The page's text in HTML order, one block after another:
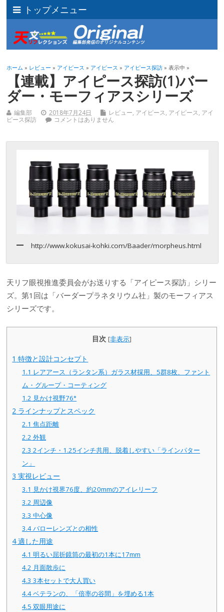
トップメニュー
ホーム » レビュー » アイピース » アイピース » アイピース探訪 » 表示中 »
【連載】アイピース探訪(1)バー
ダー・モーフィアスシリーズ
編集部 2018年7月24日 レビュー, アイピース, アイピース, アイ
ピース探訪
コメントはありません
http://www.kokusai-kohki.com/Baader/morpheus.html
天リフ眼視推進委員会がお送りする「アイピース探訪」シリー
ズ。第1回は「バーダープラネタリウム社」製のモーフィアス
シリーズです。
目次 [非表示]
1 特徴と設計コンセプト
1.1 レアアース（ランタン系）ガラス材採用、5群8枚、ファント
ム・グループ・コーティング
1.2 見かけ視野76°
2 ラインナップとスペック
2.1 焦点距離
2.2 外観
2.3 2インチ・1.25インチ共用、脱着しやすい「ラインパター
ン」
3 実視レビュー
3.1 見かけ視界76度、約20mmのアイレリーフ
3.2 周辺像
3.3 中心像
3.4バローレンズとの相性
4適した用途
4.1 明るい屈折鏡筒の最初の1本に17mm
4.2 月面散歩に
4.3 3本セットで大人買い
4.4ベテランの、「倍率の谷間」を埋める1本
4.5 双眼用途に